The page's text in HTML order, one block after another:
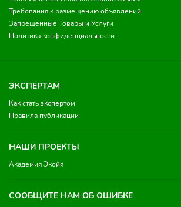
Требования к размещению объявлений
Запрещенные Товары и Услуги
Политика конфиденциальности
ЭКСПЕРТАМ
Как стать экспертом
Правила публикации
НАШИ ПРОЕКТЫ
Академия Экойя
СООБЩИТЕ НАМ ОБ ОШИБКЕ